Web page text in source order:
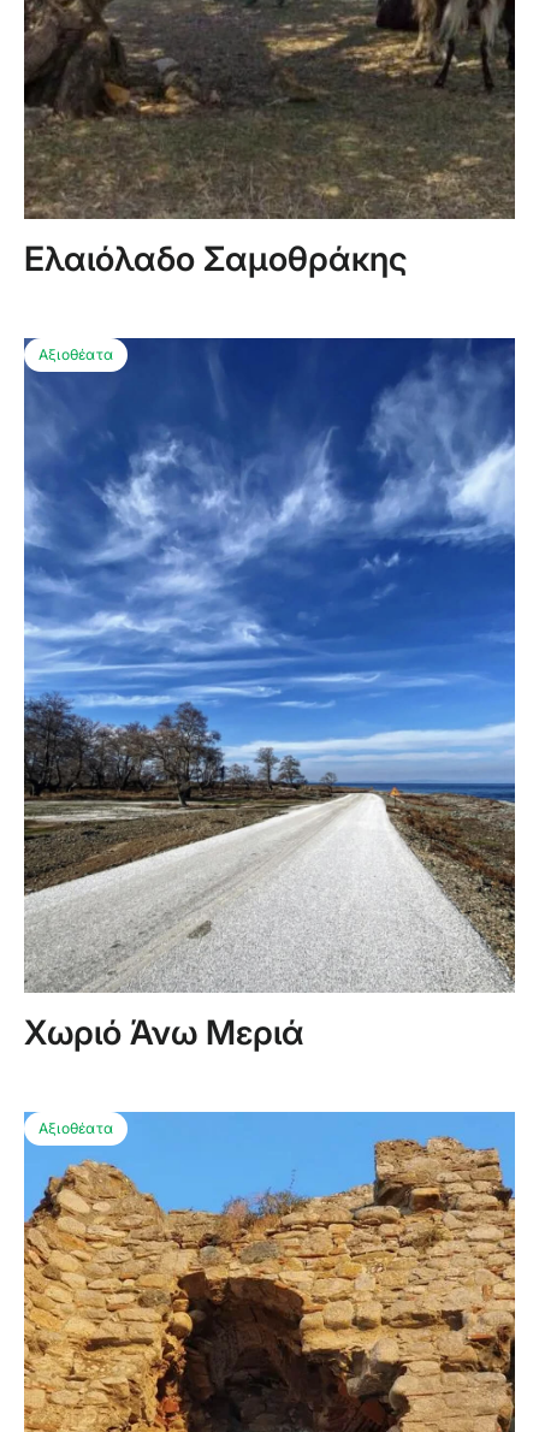
Ελαιόλαδο Σαμοθράκης
Αξιοθέατα
Χωριό Άνω Μεριά
Αξιοθέατα